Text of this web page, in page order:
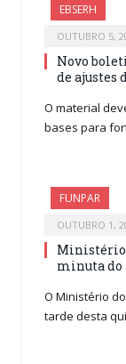
EBSERH
OUTUBRO 5,
Novo
de ajustes
O material
bases para
FUNPAR
OUTUBRO 1,
Ministério
minuta do
O Ministério
tarde desta